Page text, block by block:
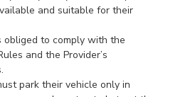
and suitable for their
obliged to comply with the
and the Provider’s
park their vehicle only in